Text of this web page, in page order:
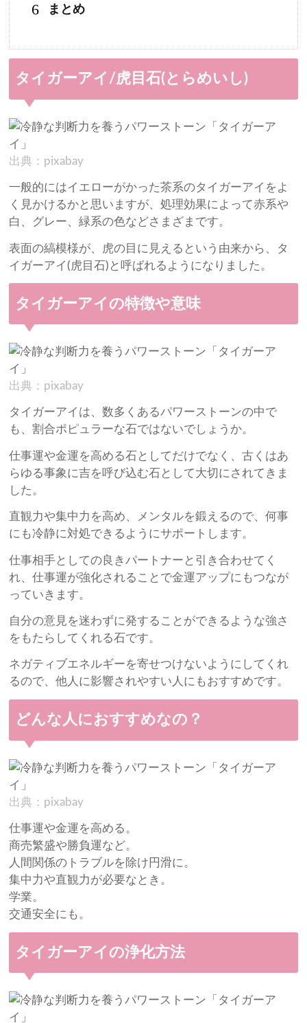
6 まとめ
タイガーアイ/虎目石(とらめいし)
出典：pixabay
一般的にはイエローがかった茶系のタイガーアイをよ
く見かけるかと思いますが、処理効果によって赤系や
白、グレー、緑系の色などさまざまです。
表面の縞模様が、虎の目に見えるという由来から、タ
イガーアイ(虎目石)と呼ばれるようになりました。
タイガーアイの特徴や意味
出典：pixabay
タイガーアイは、数多くあるパワーストーンの中で
も、割合ポピュラーな石ではないでしょうか。
仕事運や金運を高める石としてだけでなく、古くはあ
らゆる事象に吉を呼び込む石として大切にされてきま
した。
直観力や集中力を高め、メンタルを鍛えるので、何事
にも冷静に対処できるようにサポートします。
仕事相手としての良きパートナーと引き合わせてく
れ、仕事運が強化されることで金運アップにもつなが
っていきます。
自分の意見を迷わずに発することができるような強さ
をもたらしてくれる石です。
ネガティブエネルギーを寄せつけないようにしてくれ
るので、他人に影響されやすい人にもおすすめです。
どんな人におすすめなの？
出典：pixabay
仕事運や金運を高める。
商売繁盛や勝負運など。
人間関係のトラブルを除け円滑に。
集中力や直観力が必要なとき。
学業。
交通安全にも。
タイガーアイの浄化方法